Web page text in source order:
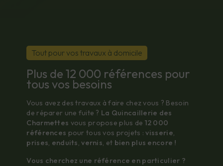
Tout pour vos travaux à domicile
Plus de 12 000 références pour
tous vos besoins
Vous avez des travaux à faire chez vous ? Besoin
de réparer une fuite ? La Quincaillerie des
Charmettes vous propose plus de 12 000
références pour tous vos projets :visserie,
prises, enduits,vernis, et bien plus encore !
Vous cherchez une référence en particulier ?